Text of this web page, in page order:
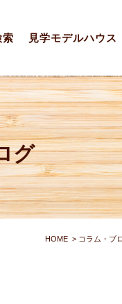
索 見学モデルハウス
グ
HOME コラム・ブ